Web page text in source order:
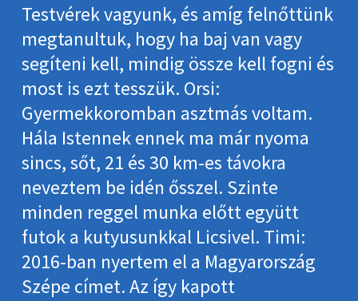
Testvérek vagyunk, és amíg felnőttünk
megtanultuk, hogy ha baj van vagy
segíteni kell, mindig össze kell fogni és
most is ezt tesszük. Orsi:
Gyermekkoromban asztmás voltam.
Hála Istennek ennek ma már nyoma
sincs, sőt, 21 és 30 km-es távokra
neveztem be idén ősszel. Szinte
minden reggel munka előtt együtt
futok a kutyusunkkal Licsivel. Timi:
2016-ban nyertem el a Magyarország
Szépe címet. Az így kapott